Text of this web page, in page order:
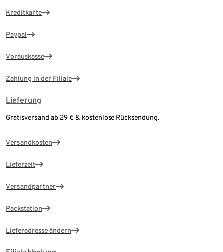
Kreditkarte
Paypal
Vorauskasse
Zahlung in der Filiale
Lieferung
Gratisversand ab 29 € & kostenlose Rücksendung.
Versandkosten
Lieferzeit
Versandpartner
Packstation
Lieferadresse ändern